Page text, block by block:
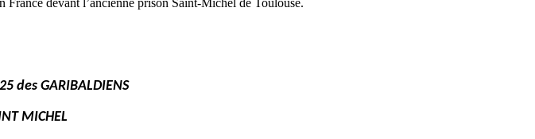
des GARIBALDIENS
MICHEL